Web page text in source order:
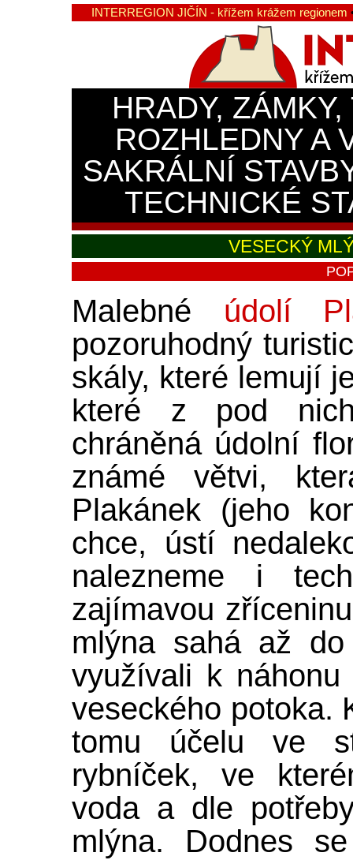
INTERREGION JIČÍN - křížem krážem regionem
HRADY,
ROZHLEDNY A
SAKRÁLNÍ
TECHNICKÉ
VESECKÝ
Malebné údolí
pozoruhodný
skály, které lemují
které z pod
chráněná údolní
známé větvi,
Plakánek (jeho
chce, ústí
nalezneme i
zajímavou
mlýna sahá až
využívali k
veseckého potoka.
tomu účelu ve
rybníček, ve
voda a dle
mlýna. Dodnes